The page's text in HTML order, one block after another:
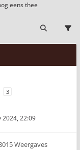
eens thee
3
2024, 22:09
Weergaves